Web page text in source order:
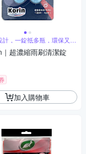
計，一錠抵多瓶，環保又省
｜超濃縮雨刷清潔錠
加入購物車